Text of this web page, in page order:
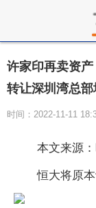
许家印再卖资
转让深圳湾总
时间：2022-11-11
本文来源
恒大将原